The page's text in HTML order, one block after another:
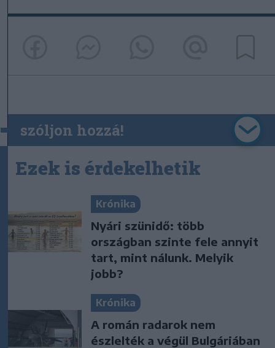
szóljon hozzá!
Ezek is érdekelhetik
Krónika
Nyári szünidő: több
országban szinte fele annyit
tart, mint nálunk. Melyik
jobb?
Krónika
A román radarok nem
észlelték a végül Bulgáriában